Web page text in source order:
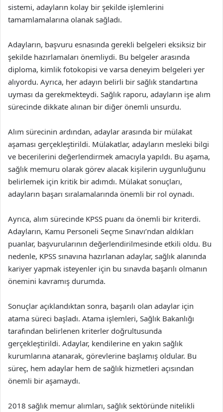
sistemi, adayların kolay bir şekilde işlemlerini
tamamlamalarına olanak sağladı.
Adayların, başvuru esnasında gerekli belgeleri eksiksiz bir
şekilde hazırlamaları önemliydi. Bu belgeler arasında
diploma, kimlik fotokopisi ve varsa deneyim belgeleri yer
alıyordu. Ayrıca, her adayın belirli bir sağlık standartına
uyması da gerekmekteydi. Sağlık raporu, adayların işe alım
sürecinde dikkate alınan bir diğer önemli unsurdu.
Alım sürecinin ardından, adaylar arasında bir mülakat
aşaması gerçekleştirildi. Mülakatlar, adayların mesleki bilgi
ve becerilerini değerlendirmek amacıyla yapıldı. Bu aşama,
sağlık memuru olarak görev alacak kişilerin uygunluğunu
belirlemek için kritik bir adımdı. Mülakat sonuçları,
adayların başarı sıralamalarında önemli bir rol oynadı.
Ayrıca, alım sürecinde KPSS puanı da önemli bir kriterdi.
Adayların, Kamu Personeli Seçme Sınavı’ndan aldıkları
puanlar, başvurularının değerlendirilmesinde etkili oldu. Bu
nedenle, KPSS sınavına hazırlanan adaylar, sağlık alanında
kariyer yapmak isteyenler için bu sınavda başarılı olmanın
önemini kavramış durumda.
Sonuçlar açıklandıktan sonra, başarılı olan adaylar için
atama süreci başladı. Atama işlemleri, Sağlık Bakanlığı
tarafından belirlenen kriterler doğrultusunda
gerçekleştirildi. Adaylar, kendilerine en yakın sağlık
kurumlarına atanarak, görevlerine başlamış oldular. Bu
süreç, hem adaylar hem de sağlık hizmetleri açısından
önemli bir aşamaydı.
2018 sağlık memur alımları, sağlık sektöründe nitelikli